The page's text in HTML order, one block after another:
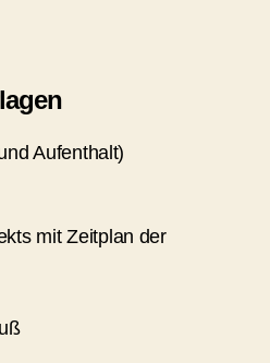
Aufenthalt)
mit Zeitplan der